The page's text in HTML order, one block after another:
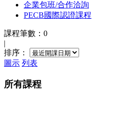
企業包班/合作洽詢
PECB國際認證課程
課程筆數：0
|
排序：
圖示 列表
所有課程